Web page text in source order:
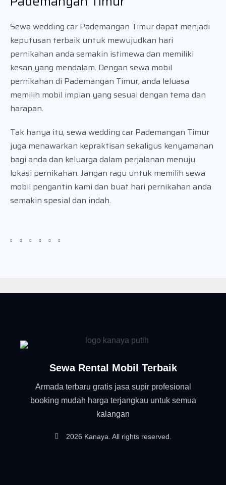
Sewa wedding car Pademangan Timur dapat menjadi
keputusan terbaik untuk mewujudkan hari
pernikahan anda semakin istimewa dan memiliki
kesan yang mendalam. Dengan sewa mobil
pernikahan di Pademangan Timur, anda leluasa
memilih mobil impian yang sesuai dengan tema dan
harapan.
Tak hanya itu, sewa wedding car Pademangan Timur
juga menawarkan kepraktisan sekaligus kenyamanan
bagi anda dan keluarga dalam perjalanan menuju
lokasi pernikahan. Jangan ragu untuk memilih sewa
mobil pengantin kami dan buat hari pernikahan anda
semakin spesial dan indah.
Sewa Rental Mobil Terbaik
Armada terbaru gratis jasa supir profesional
booking mudah harga terjangkau untuk semua
kalangan
2026 Kanaya. All rights reserved.